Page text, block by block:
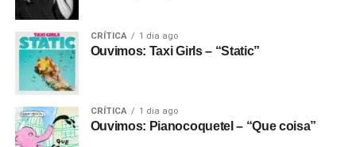
CRÍTICA 1 dia ago
Ouvimos: Taxi Girls – “Static”
CRÍTICA 1 dia ago
Ouvimos: Pianocoquetel – “Que coisa”